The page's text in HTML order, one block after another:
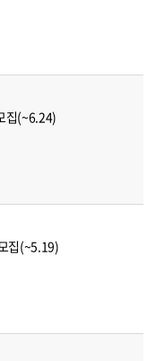
집(~6.24)
집(~5.19)